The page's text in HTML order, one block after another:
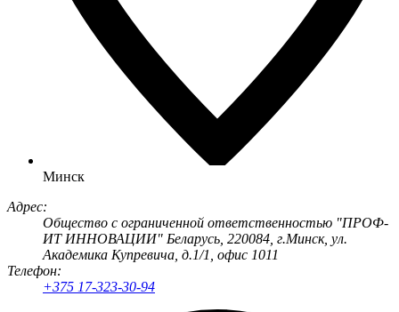
Минск
Адрес:
Общество с ограниченной ответственностью "ПРОФ-
ИТ ИННОВАЦИИ" Беларусь, 220084, г.Минск, ул.
Академика Купревича, д.1/1, офис 1011
Телефон:
+375 17-323-30-94